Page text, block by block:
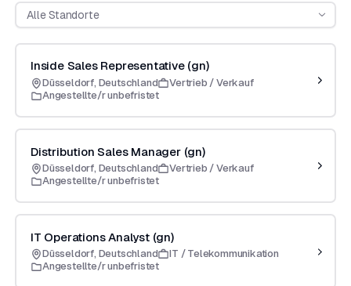
Alle Standorte
Inside Sales Representative (gn)
Düsseldorf, Deutschland
Vertrieb / Verkauf
Angestellte/r unbefristet
Distribution Sales Manager (gn)
Düsseldorf, Deutschland
Vertrieb / Verkauf
Angestellte/r unbefristet
IT Operations Analyst (gn)
Düsseldorf, Deutschland
IT / Telekommunikation
Angestellte/r unbefristet